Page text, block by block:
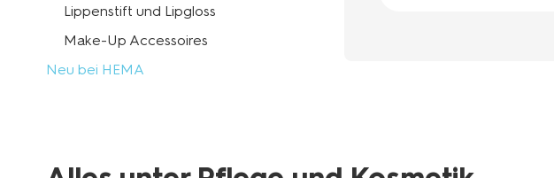
Lippenstift und Lipgloss
Make-Up Accessoires
Neu bei HEMA